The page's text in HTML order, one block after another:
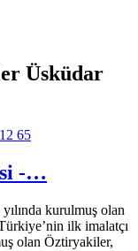
Üsküdar
-…
kurulmuş olan
ilk imalatçı
olan Öztiryakiler,